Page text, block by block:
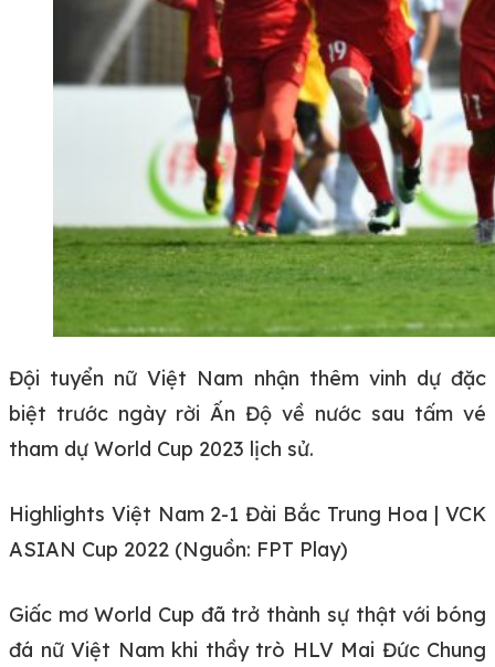
Đội tuyển nữ Việt Nam nhận thêm vinh dự đặc
biệt trước ngày rời Ấn Độ về nước sau tấm vé
tham dự World Cup 2023 lịch sử.
Highlights Việt Nam 2-1 Đài Bắc Trung Hoa | VCK
ASIAN Cup 2022 (Nguồn: FPT Play)
Giấc mơ World Cup đã trở thành sự thật với bóng
đá nữ Việt Nam khi thầy trò HLV Mai Đức Chung